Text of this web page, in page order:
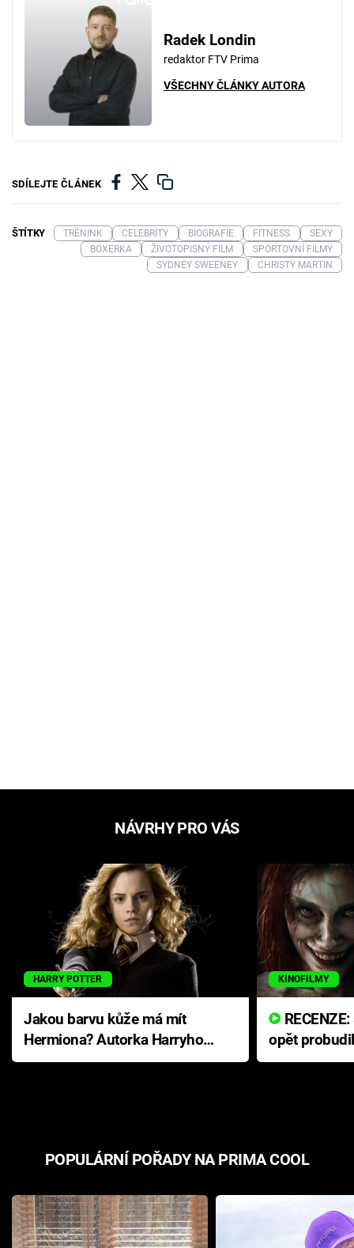
Radek Londin
redaktor FTV Prima
VŠECHNY ČLÁNKY AUTORA
SDÍLEJTE ČLÁNEK
ŠTÍTKY TRÉNINK CELEBRITY BIOGRAFIE FITNESS
SEXY
BOXERKA
ŽIVOTOPISNÝ FILM
SPORTOVNÍ FILMY
SYDNEY SWEENEY
CHRISTY MARTIN
NÁVRHY PRO VÁS
HARRY POTTER
Jakou barvu kůže má mít
Hermiona? Autorka Harryho
Pottera přišla s ráznou
KINOFILMY
opět
přichází s
POPULÁRNÍ POŘADY NA PRIMA COOL